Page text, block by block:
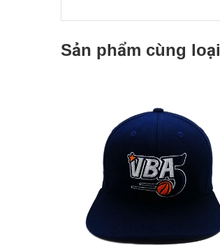
Sản phẩm cùng loại